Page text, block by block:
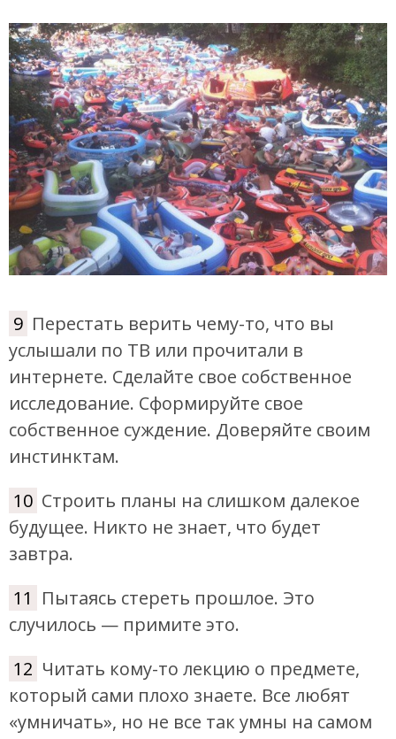
9 Перестать верить чему-то, что вы
услышали по ТВ или прочитали в
интернете. Сделайте свое собственное
исследование. Сформируйте свое
собственное суждение. Доверяйте своим
инстинктам.
10 Строить планы на слишком далекое
будущее. Никто не знает, что будет
завтра.
11 Пытаясь стереть прошлое. Это
случилось — примите это.
12 Читать кому-то лекцию о предмете,
который сами плохо знаете. Все любят
«умничать», но не все так умны на самом